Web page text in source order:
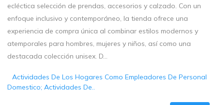
ecléctica selección de prendas, accesorios y calzado. Con un
enfoque inclusivo y contemporáneo, la tienda ofrece una
experiencia de compra única al combinar estilos modernos y
atemporales para hombres, mujeres y niños, así como una
destacada colección unisex. D...
Actividades De Los Hogares Como Empleadores De Personal
Domestico; Actividades De..